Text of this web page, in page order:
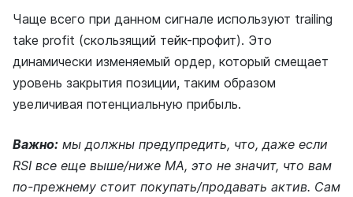
Чаще всего при данном сигнале используют trailing
take profit (скользящий тейк-профит). Это
динамически изменяемый ордер, который смещает
уровень закрытия позиции, таким образом
увеличивая потенциальную прибыль.
Важно: мы должны предупредить, что, даже если
RSI все еще выше/ниже MA, это не значит, что вам
по-прежнему стоит покупать/продавать актив. Сам